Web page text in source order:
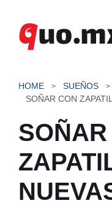
contenido
HOME
SUEÑOS